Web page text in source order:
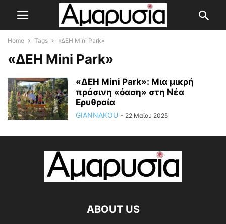
Home Tags «ΔΕΗ Mini Park»
«ΔΕΗ Mini Park»
«ΔΕΗ Mini Park»: Μια μικρή
πράσινη «όαση» στη Νέα
Ερυθραία
GIANNAKOU - 22 Μαΐου 2025
ABOUT US